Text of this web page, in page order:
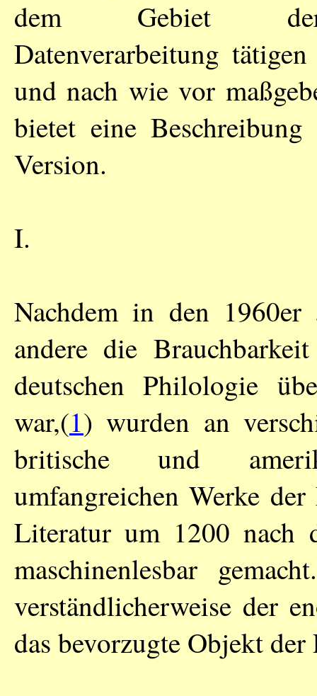
dem Gebiet der
Datenverarbeitung
und nach wie vor
bietet eine
Version.
I.
Nachdem in den
andere die
deutschen Philologie
war,(1) wurden an
britische und
umfangreichen Werke
Literatur um 1200 nach
maschinenlesbar
verständlicherweise der
das bevorzugte Objekt der